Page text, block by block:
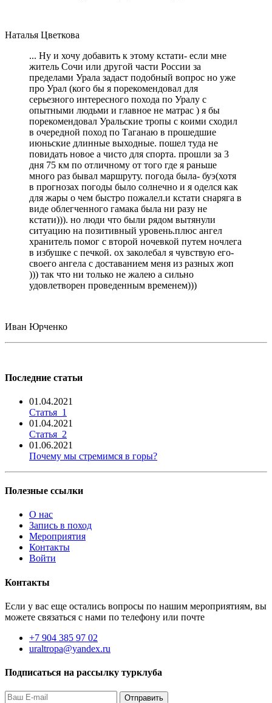
Наталья Цветкова
... Ну и хочу добавить к этому кстати- если мне
житель Сочи или другой части России за
пределами Урала задаст подобный вопрос но уже
про Урал (кого бы я порекомендовал для
серьезного интересного похода по Уралу с
опытными людьми и главное не матрас ) я бы
порекомендовал Уральские тропы с коими сходил
в очередной поход по Таганаю в прошедшие
июньские длинные выходные. пошел туда не
повидать новое а чисто для спорта. прошли за 3
дня 75 км по отличному от того где я раньше
много раз бывал маршруту. погода была- буэ(хотя
в прогнозах погоды было солнечно и я оделся как
для жары о чем быстро пожалел.и кстати снаряга в
виде облегченного гамака была ни разу не
кстати))). но люди что были рядом вытянули
ситуацию на позитивный уровень.плюс ангел
хранитель помог с второй ночевкой путем ночлега
в избушке с печкой. ох заколебал я чувствую его-
своего ангела с доставанием меня из разных жоп
))) так что ни только не жалею а сильно
удовлетворен проведенным временем)))
Иван Юрченко
Последние статьи
01.04.2021
Статья_1
01.04.2021
Статья_2
01.06.2021
Почему мы стремимся в горы?
Полезные ссылки
О нас
Запись в поход
Мероприятия
Контакты
Войти
Контакты
Если у вас еще остались вопросы по нашим мероприятиям, вы
можете связаться с нами по телефону или почте
+7 904 385 97 02
uraltropa@yandex.ru
Подписаться на рассылку турклуба